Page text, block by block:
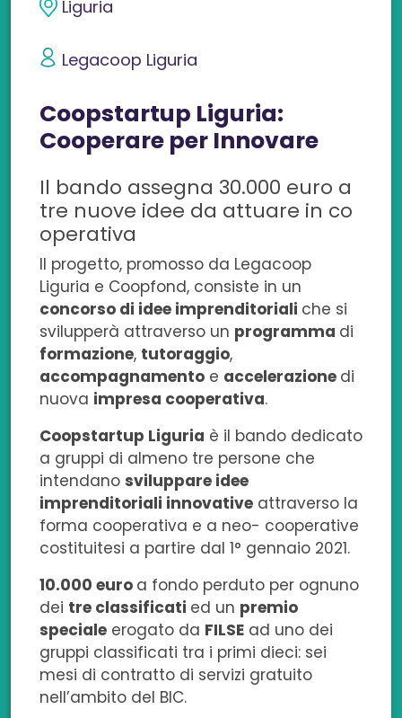
i
d
i
s
u
F
a
c
e
b
o
o
k
d
i
s
u
L
i
n
k
e
d
i
n
d
i
s
u
T
w
i
t
t
e
r
d
i
s
u
W
h
a
t
s
a
p
p
d
i
c
o
n
e
m
a
l
Liguria
Legacoop Liguria
Coopstartup Liguria:
Cooperare per Innovare
Il bando assegna 30.000 euro a
tre nuove idee da attuare in co
operativa
Il progetto, promosso da Legacoop
Liguria e Coopfond, consiste in un
concorso di idee imprenditoriali che si
svilupperà attraverso un programma di
formazione, tutoraggio,
accompagnamento e accelerazione di
nuova impresa cooperativa.
Coopstartup Liguria è il bando dedicato
a gruppi di almeno tre persone che
intendano sviluppare idee
imprenditoriali innovative attraverso la
forma cooperativa e a neo- cooperative
costituitesi a partire dal 1° gennaio 2021.
10.000 euro a fondo perduto per ognuno
dei tre classificati ed un premio
speciale erogato da FILSE ad uno dei
gruppi classificati tra i primi dieci: sei
mesi di contratto di servizi gratuito
nell’ambito del BIC.